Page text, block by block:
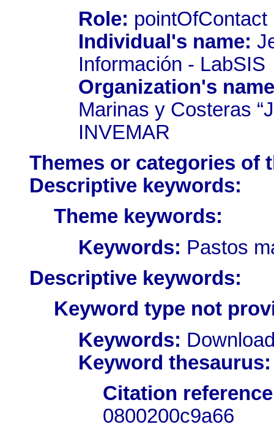
Role: pointOfContact
Individual's name:
Información - LabSIS
Organization's
Marinas y Costeras
INVEMAR
Themes or categories of
Descriptive keywords:
Theme keywords:
Keywords: Pastos
Descriptive keywords:
Keyword type not
Keywords:
Keyword thesaurus:
Citation
0800200c9a66